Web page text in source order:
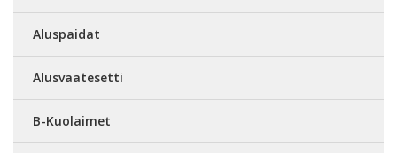
Aluspaidat
Alusvaatesetti
B-Kuolaimet